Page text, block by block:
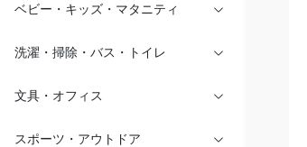
ベビー・キッズ・マタニティ
洗濯・掃除・バス・トイレ
文具・オフィス
スポーツ・アウトドア